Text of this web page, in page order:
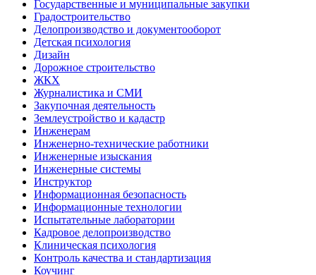
Государственные и муниципальные закупки
Градостроительство
Делопроизводство и документооборот
Детская психология
Дизайн
Дорожное строительство
ЖКХ
Журналистика и СМИ
Закупочная деятельность
Землеустройство и кадастр
Инженерам
Инженерно-технические работники
Инженерные изыскания
Инженерные системы
Инструктор
Информационная безопасность
Информационные технологии
Испытательные лаборатории
Кадровое делопроизводство
Клиническая психология
Контроль качества и стандартизация
Коучинг